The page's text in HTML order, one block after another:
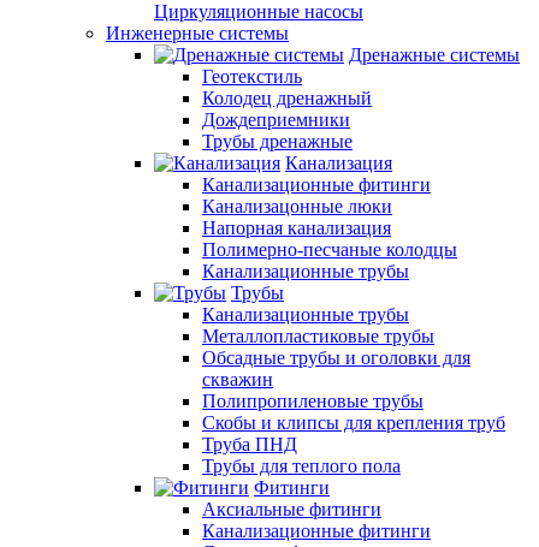
Циркуляционные насосы
Инженерные системы
Дренажные системы
Геотекстиль
Колодец дренажный
Дождеприемники
Трубы дренажные
Канализация
Канализационные фитинги
Канализацонные люки
Напорная канализация
Полимерно-песчаные колодцы
Канализационные трубы
Трубы
Канализационные трубы
Металлопластиковые трубы
Обсадные трубы и оголовки для
скважин
Полипропиленовые трубы
Скобы и клипсы для крепления труб
Труба ПНД
Трубы для теплого пола
Фитинги
Аксиальные фитинги
Канализационные фитинги